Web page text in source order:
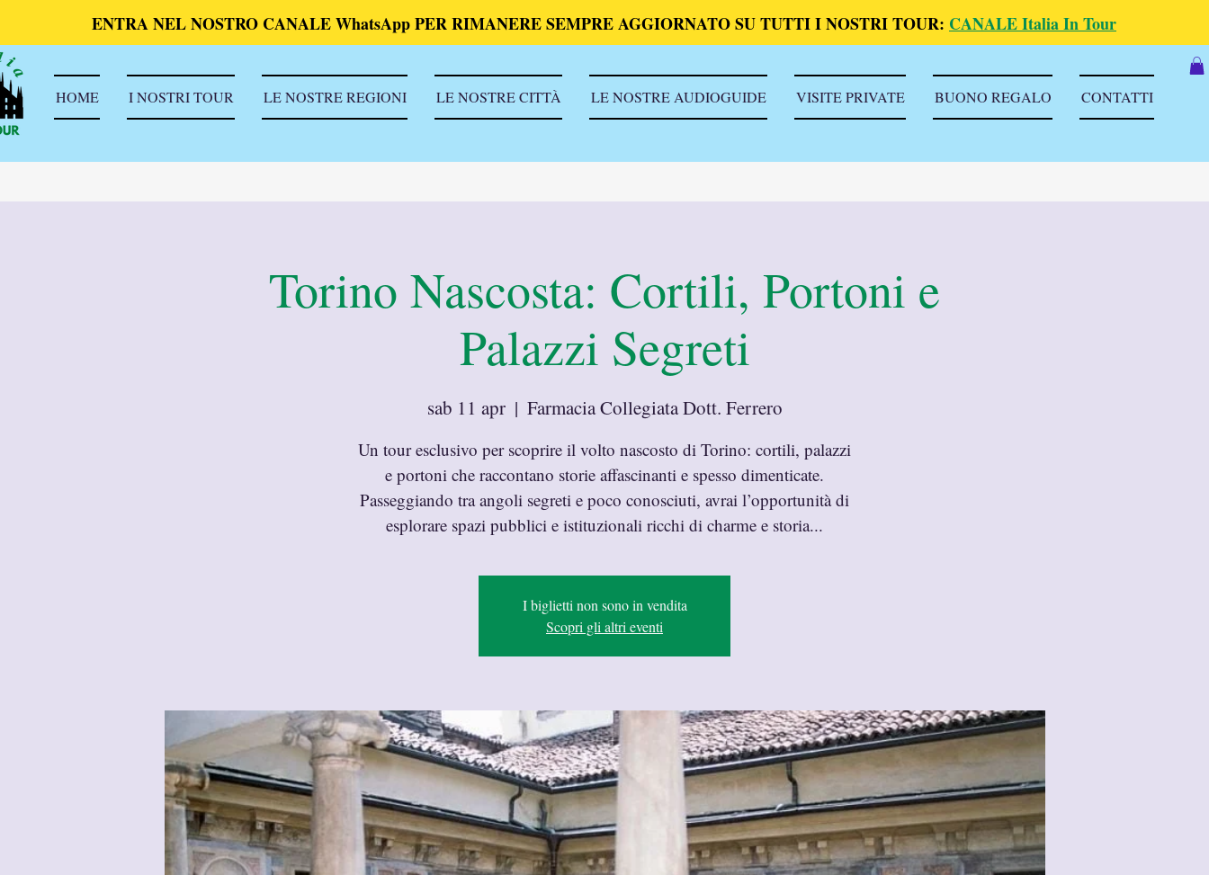
ENTRA NEL NOSTRO CANALE WhatsApp PER RIMANERE SEMPRE AGGIORNATO SU TUTTI I NOSTRI TOUR: CANALE Italia In Tour
HOME I NOSTRI TOUR LE NOSTRE REGIONI LE NOSTRE CITTÀ LE NOSTRE AUDIOGUIDE VISITE PRIVATE BUONO REGALO CONTATTI
Torino Nascosta: Cortili, Portoni e
Palazzi Segreti
sab 11 apr
  |
Farmacia Collegiata Dott. Ferrero
Un tour esclusivo per scoprire il volto nascosto di Torino: cortili, palazzi
e portoni che raccontano storie affascinanti e spesso dimenticate.
Passeggiando tra angoli segreti e poco conosciuti, avrai l’opportunità di
esplorare spazi pubblici e istituzionali ricchi di charme e storia...
I biglietti non sono in vendita
Scopri gli altri eventi